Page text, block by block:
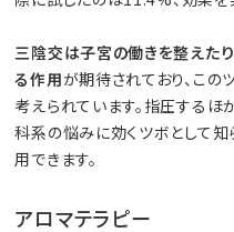
三陰交は子宮の働きを整えた
る作用が期待されており、こ
考えられています。指圧するほ
科系の悩みに効くツボとして
用できます。
アロマテラピー